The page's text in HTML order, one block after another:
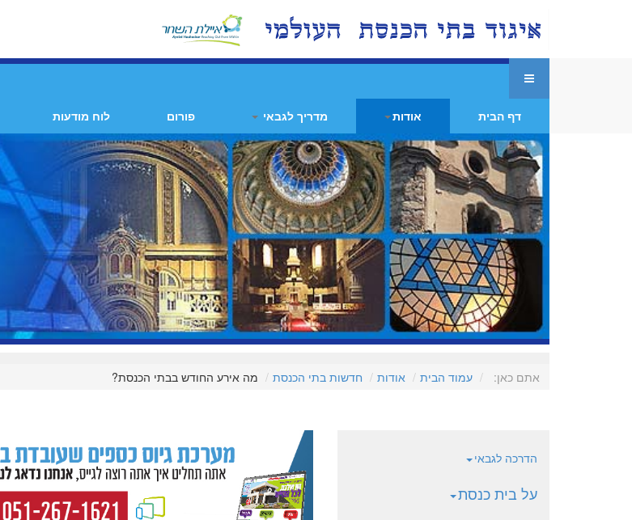
דף הבית אודות מדריך לגבאי פורום לוח מודעות
אתם כאן: עמוד הבית אודות חדשות בתי הכנסת מה אירע החודש בבתי הכנסת?
הדרכה לגבאי
על בית כנסת